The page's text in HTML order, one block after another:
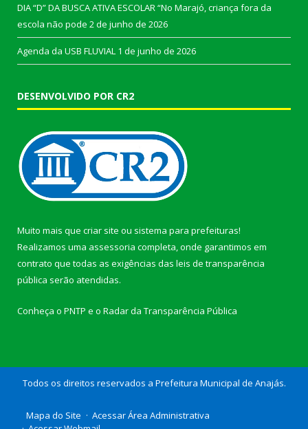
DIA “D” DA BUSCA ATIVA ESCOLAR “No Marajó, criança fora da
escola não pode 2 de junho de 2026
Agenda da USB FLUVIAL 1 de junho de 2026
DESENVOLVIDO POR CR2
Muito mais que criar site ou sistema para prefeituras!
Realizamos uma assessoria completa, onde garantimos em
contrato que todas as exigências das leis de transparência
pública serão atendidas.
Conheça o PNTP e o Radar da Transparência Pública
Todos os direitos reservados a Prefeitura Municipal de Anajás.
Mapa do Site
Acessar Área Administrativa